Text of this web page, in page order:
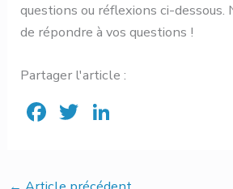
questions ou réflexions ci-dessous.
de répondre à vos questions !
Partager l'article :
F T